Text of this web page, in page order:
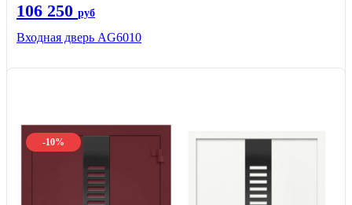
106 250 руб
Входная дверь AG6010
-10%